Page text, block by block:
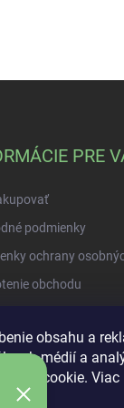
obsahu a
médií a
cookie.
PRE
podmienky
ochrany
obchodu